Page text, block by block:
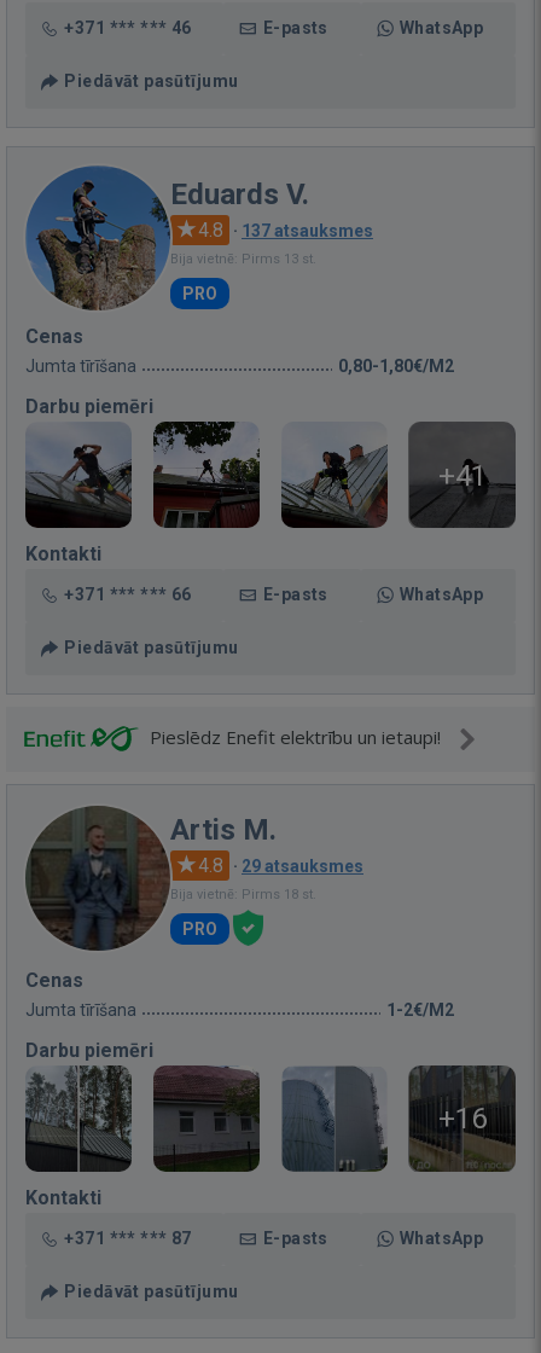
+371 *** *** 46 E-pasts WhatsApp
Piedāvāt pasūtījumu
Eduards V.
4.8 · 137 atsauksmes
Bija vietnē: Pirms 13 st.
PRO
Cenas
Jumta tīrīšana 0,80-1,80€/M2
Darbu piemēri
+41
Kontakti
+371 *** *** 66 E-pasts WhatsApp
Piedāvāt pasūtījumu
Pieslēdz Enefit elektrību un ietaupi!
Artis M.
4.8 · 29 atsauksmes
Bija vietnē: Pirms 18 st.
PRO
Cenas
Jumta tīrīšana 1-2€/M2
Darbu piemēri
+16
Kontakti
+371 *** *** 87 E-pasts WhatsApp
Piedāvāt pasūtījumu